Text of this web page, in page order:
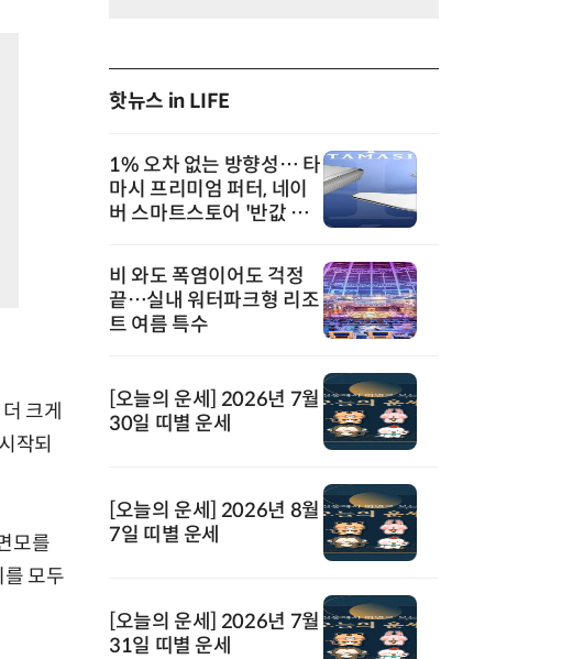
크게
작되
모를
모두
핫뉴스 in LIFE
1% 오차 없는 방향성… 타
마시 프리미엄 퍼터, 네이
버 스마트스토어 '반값 할
비 와도 폭염이어도 걱정
끝…실내 워터파크형 리조
트 여름 특수
[오늘의 운세] 2026년 7월
30일 띠별 운세
[오늘의 운세] 2026년 8월
7일 띠별 운세
[오늘의 운세] 2026년 7월
31일 띠별 운세